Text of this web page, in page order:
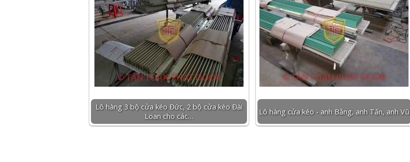
Lô hàng 3 bộ cửa kéo Đức, 2 bộ cửa kéo Đài
Loan cho các…
Lô hàng cửa kéo - anh Bằng, anh Tấn, anh Vũ